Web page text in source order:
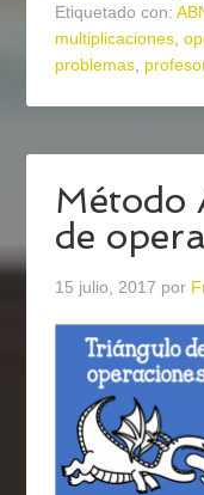
Etiquetado con:
multiplicaciones,
problemas,
Método
de
15 julio, 2017 por